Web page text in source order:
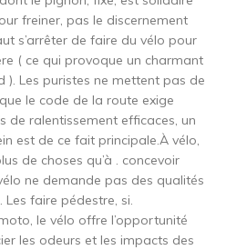
freiner, pas le discernement
s’arrêter de faire du vélo pour
( ce qui provoque un charmant
). Les puristes ne mettent pas de
le code de la route exige
de ralentissement efficaces, un
est de ce fait principale.À vélo,
de choses qu’à . concevoir
ne demande pas des qualités
Les faire pédestre, si.
le vélo offre l’opportunité
les odeurs et les impacts des